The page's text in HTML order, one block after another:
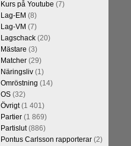
Kurs på Youtube (7)
Lag-EM (8)
Lag-VM (7)
Lagschack(20)
Mästare (3)
Matcher(29)
Näringsliv(1)
Omröstning (14)
OS(32)
Övrigt(1 401)
Partier(1 869)
Partislut(886)
Pontus Carlsson rapporterar(2)